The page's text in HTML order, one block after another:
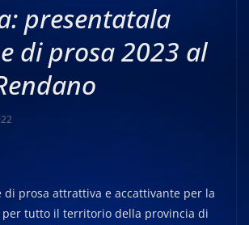
presentatala
di prosa 2023 al
di prosa attrattiva e accattivante per la
per tutto il territorio della provincia di